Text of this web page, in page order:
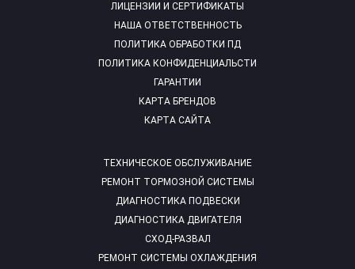
ТЕХНИЧЕСКОЕ ОБСЛУЖИВАНИЕ
РЕМОНТ ТОРМОЗНОЙ СИСТЕМЫ
ДИАГНОСТИКА ПОДВЕСКИ
ДИАГНОСТИКА ДВИГАТЕЛЯ
СХОД-РАЗВАЛ
РЕМОНТ СИСТЕМЫ ОХЛАЖДЕНИЯ
ЛИЦЕНЗИИ И СЕРТИФИКАТЫ
НАША ОТВЕТСТВЕННОСТЬ
ПОЛИТИКА ОБРАБОТКИ ПД
ПОЛИТИКА КОНФИДЕНЦИАЛЬСТИ
ГАРАНТИИ
КАРТА БРЕНДОВ
КАРТА САЙТА